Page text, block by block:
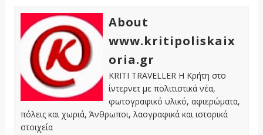
About
www.kritipoliskaix
oria.gr
KRITI TRAVELLER Η Κρήτη στο
ίντερνετ με πολιτιστικά νέα,
φωτογραφικό υλικό, αφιερώματα,
πόλεις και χωριά, Άνθρωποι, λαογραφικά και ιστορικά
στοιχεία